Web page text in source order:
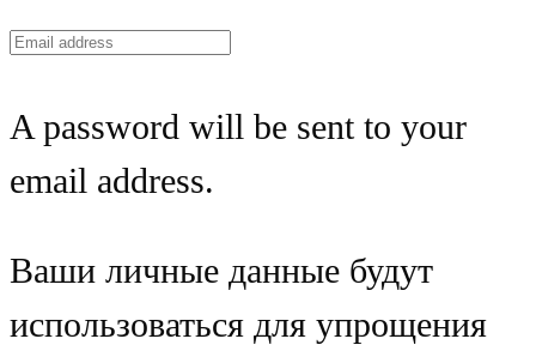
A password will be sent to your
email address.
Ваши личные данные будут
использоваться для упрощения